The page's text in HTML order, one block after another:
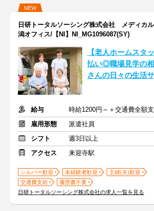
NEW
日研トータルソーシング株式会社 メディカ
潟オフィス/【NI】NI_MG1096087(SY)
【老人ホームスタ
払い◎職場見学の
さんの日々の生活
給与
時給1200円～＋交通費全額
雇用形態
派遣社員
シフト
週3日以上
アクセス
来迎寺駅
シルバー歓迎 未経験者歓迎
主婦(夫)歓迎
交通費支給
履歴書不要
日研トータルソーシング株式会社の求人一覧を見る